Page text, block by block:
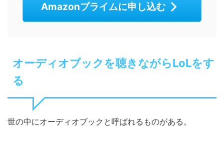
Amazonプライムに申し込む
オーディオブックを聴きながらLoLをす
る
世の中にオーディオブックと呼ばれるものがある。